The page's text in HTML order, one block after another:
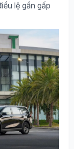
lệ gần gấp